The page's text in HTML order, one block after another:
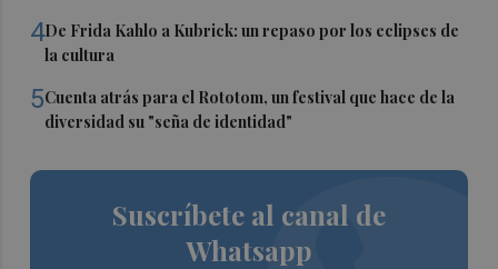
4De Frida Kahlo a Kubrick: un repaso por los eclipses de
la cultura
5Cuenta atrás para el Rototom, un festival que hace de la
diversidad su "seña de identidad"
Suscríbete al canal de
Whatsapp